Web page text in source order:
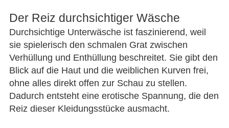
Der Reiz durchsichtiger Wäsche
Durchsichtige Unterwäsche ist faszinierend, weil
sie spielerisch den schmalen Grat zwischen
Verhüllung und Enthüllung beschreitet. Sie gibt den
Blick auf die Haut und die weiblichen Kurven frei,
ohne alles direkt offen zur Schau zu stellen.
Dadurch entsteht eine erotische Spannung, die den
Reiz dieser Kleidungsstücke ausmacht.